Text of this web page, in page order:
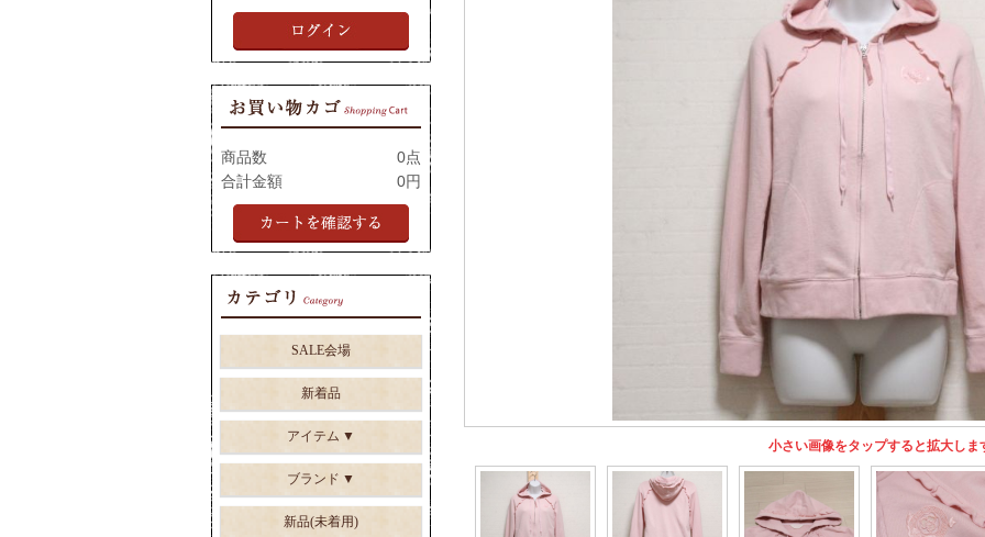
小さい画像をタップすると拡大しま
商品数
0点
合計金額
0円
SALE会場
新着品
アイテム
ブランド
新品(未着用)